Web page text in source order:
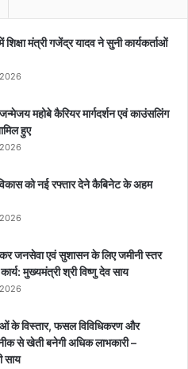
मंत्री गजेंद्र यादव ने सुनी कार्यकर्ताओं
महोबे कैरियर मार्गदर्शन एवं काउंसलिंग
हुए
को नई रफ्तार देने कैबिनेट के अहम
जनसेवा एवं सुशासन के लिए जमीनी स्तर
मुख्यमंत्री श्री विष्णु देव साय
के विस्तार, फसल विविधिकरण और
से खेती बनेगी अधिक लाभकारी –
साय